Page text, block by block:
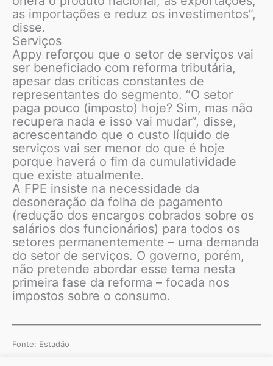
as importações e reduz os investimentos”,
disse.
Serviços
Appy reforçou que o setor de serviços vai
ser beneficiado com reforma tributária,
apesar das críticas constantes de
representantes do segmento. “O setor
paga pouco (imposto) hoje? Sim, mas não
recupera nada e isso vai mudar”, disse,
acrescentando que o custo líquido de
serviços vai ser menor do que é hoje
porque haverá o fim da cumulatividade
que existe atualmente.
A FPE insiste na necessidade da
desoneração da folha de pagamento
(redução dos encargos cobrados sobre os
salários dos funcionários) para todos os
setores permanentemente – uma demanda
do setor de serviços. O governo, porém,
não pretende abordar esse tema nesta
primeira fase da reforma – focada nos
impostos sobre o consumo.
Fonte: Estadão